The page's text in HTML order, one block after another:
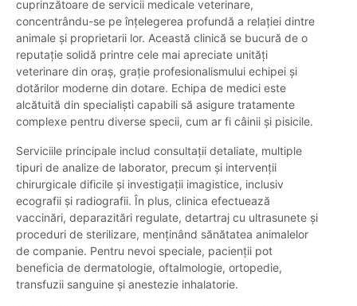
cuprinzătoare de servicii medicale veterinare,
concentrându-se pe înțelegerea profundă a relației dintre
animale și proprietarii lor. Această clinică se bucură de o
reputație solidă printre cele mai apreciate unități
veterinare din oraș, grație profesionalismului echipei și
dotărilor moderne din dotare. Echipa de medici este
alcătuită din specialiști capabili să asigure tratamente
complexe pentru diverse specii, cum ar fi câinii și pisicile.
Serviciile principale includ consultații detaliate, multiple
tipuri de analize de laborator, precum și intervenții
chirurgicale dificile și investigații imagistice, inclusiv
ecografii și radiografii. În plus, clinica efectuează
vaccinări, deparazitări regulate, detartraj cu ultrasunete și
proceduri de sterilizare, menținând sănătatea animalelor
de companie. Pentru nevoi speciale, pacienții pot
beneficia de dermatologie, oftalmologie, ortopedie,
transfuzii sanguine și anestezie inhalatorie.